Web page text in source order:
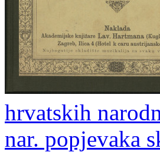
hrvatskih
nar. popjevaka